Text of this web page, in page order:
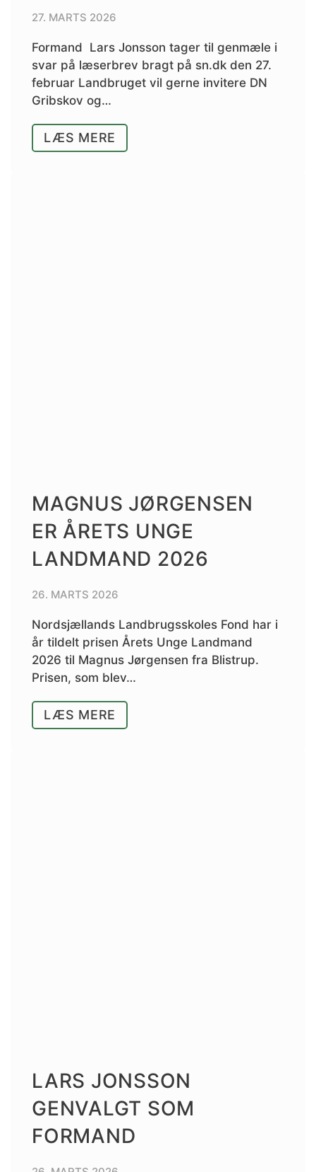
27. MARTS 2026
Formand Lars Jonsson tager til genmæle i
svar på læserbrev bragt på sn.dk den 27.
februar Landbruget vil gerne invitere DN
Gribskov og…
LÆS MERE
MAGNUS JØRGENSEN
ER ÅRETS UNGE
LANDMAND 2026
26. MARTS 2026
Nordsjællands Landbrugsskoles Fond har i
år tildelt prisen Årets Unge Landmand
2026 til Magnus Jørgensen fra Blistrup.
Prisen, som blev…
LÆS MERE
LARS JONSSON
GENVALGT SOM
FORMAND